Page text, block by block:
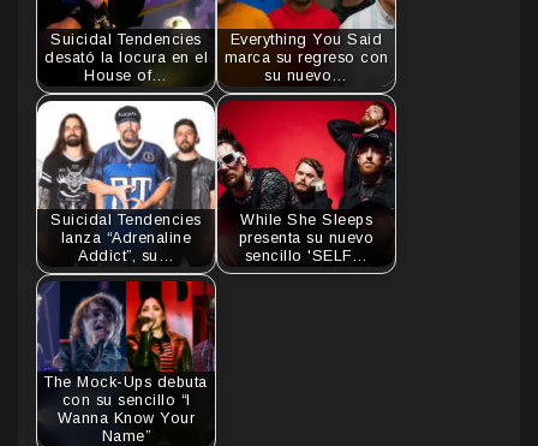
Suicidal Tendencies
desató la locura en el
House of…
Everything You Said
marca su regreso con
su nuevo…
Suicidal Tendencies
lanza “Adrenaline
Addict”, su…
While She Sleeps
presenta su nuevo
sencillo 'SELF…
The Mock-Ups debuta
con su sencillo “I
Wanna Know Your
Name”